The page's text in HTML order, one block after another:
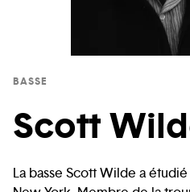
BASSE
Scott
La basse Scott Wilde a